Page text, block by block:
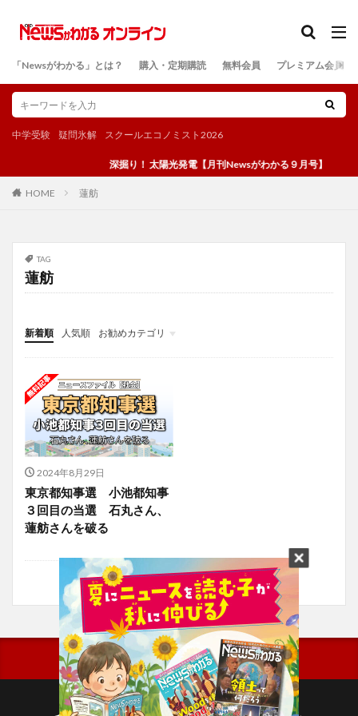
「Newsがわかる」とは？ 購入・定期購読 無料会員 プレミアム会員
中学受験 疑問氷解 スクールエコノミスト2026
深掘り！ 太陽光発電【月刊Newsがわかる９月号】
HOME 蓮舫
TAG
蓮舫
新着順 人気順
お勧めカテゴリ
投稿
学び
マンガ
電子書籍
2024年8月29日
東京都知事選 小池都知事
３回目の当選 石丸さん、
蓮舫さんを破る
検索